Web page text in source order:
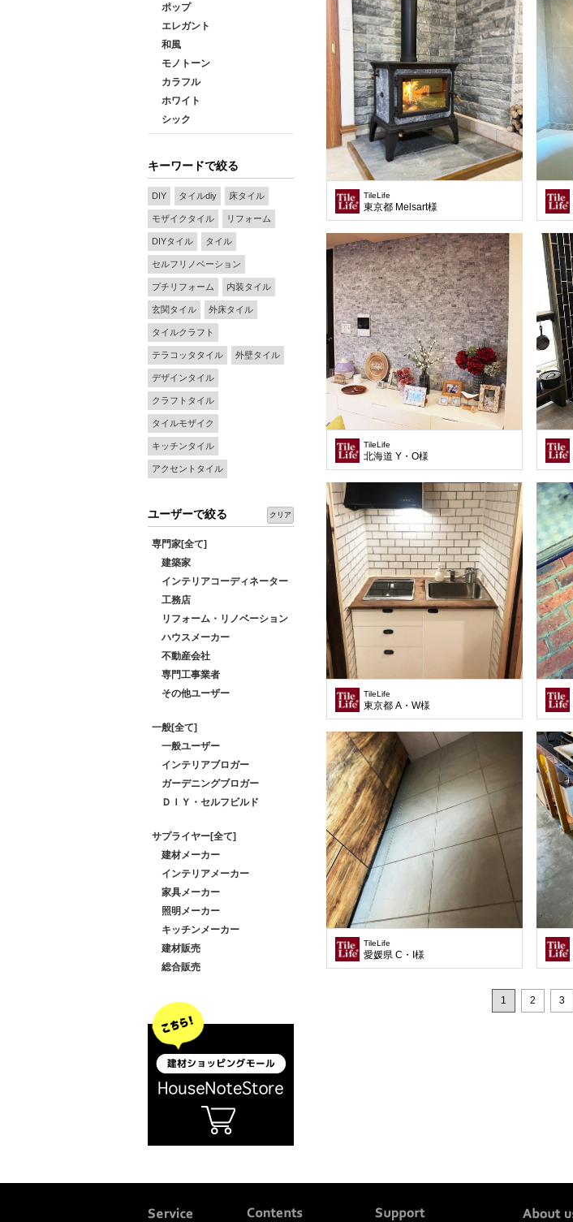
ポップ
エレガント
和風
モノトーン
カラフル
ホワイト
シック
キーワードで絞る
DIY タイルdiy 床タイル
モザイクタイル リフォーム
DIYタイル タイル
セルフリノベーション
プチリフォーム 内装タイル
玄関タイル 外床タイル
タイルクラフト
テラコッタタイル 外壁タイル
デザインタイル
クラフトタイル
タイルモザイク
キッチンタイル
アクセントタイル
ユーザーで絞る クリア
専門家[全て]
建築家
インテリアコーディネーター
工務店
リフォーム・リノベーション
ハウスメーカー
不動産会社
専門工事業者
その他ユーザー
一般[全て]
一般ユーザー
インテリアブロガー
ガーデニングブロガー
ＤＩＹ・セルフビルド
サプライヤー[全て]
建材メーカー
インテリアメーカー
家具メーカー
照明メーカー
キッチンメーカー
建材販売
総合販売
TileLife
東京都 Melsart様
TileLife
北海道 Y・O様
TileLife
東京都 A・W様
TileLife
愛媛県 C・I様
1 2 3